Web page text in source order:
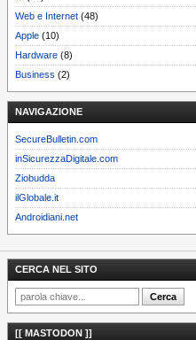
Web e Internet (48)
Apple (10)
Hardware (8)
Business (2)
NAVIGAZIONE
SecureBulletin.com
inSicurezzaDigitale.com
Ziobudda
ilGlobale.it
Androidiani.net
CERCA NEL SITO
[[ MASTODON ]]